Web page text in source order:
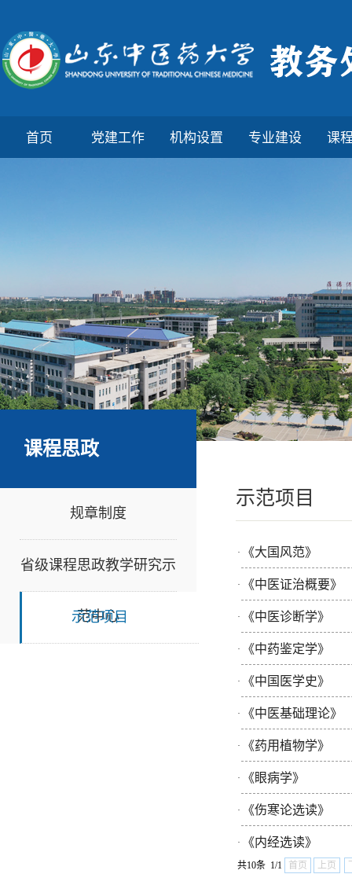
首页 党建工作 机构设置 专业建设 课
课程思政
规章制度
省级课程思政教学研究示
范中心
示范项目
示范项目
· 《大国风范》
· 《中医证治概要》
· 《中医诊断学》
· 《中药鉴定学》
· 《中国医学史》
· 《中医基础理论》
· 《药用植物学》
· 《眼病学》
· 《伤寒论选读》
· 《内经选读》
共10条 1/1 首页 上页